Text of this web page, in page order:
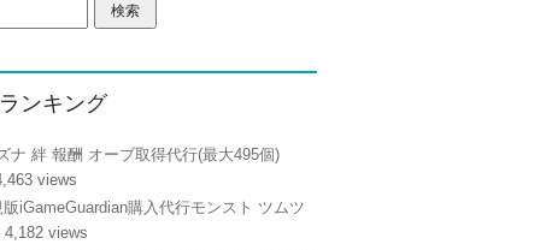
ンキング
ナ 絆 報酬 オーブ取得代行(最大495個)
views
iGameGuardian購入代行モンスト ツムツ
4,182 views